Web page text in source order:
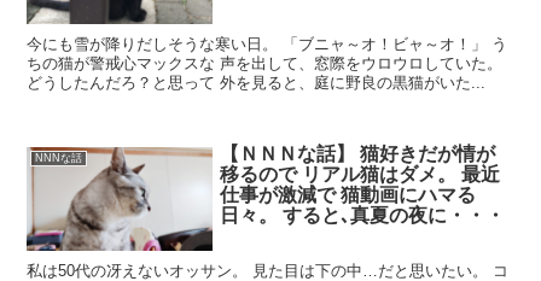
今にも雪が降りだしそうな寒い日。 「ブニャ～オ！ビャ～オ！」 う
ちの猫が警戒心マックスな 声を出して、窓際をウロウロしていた。
どうしたんだろ？と思って 外を見ると、庭に野良の黒猫がいた...
NNNな話
【ＮＮＮな話】 猫好きだが情が
移るので リアル猫はダメ。 最近
仕事が激減で 猫動画にハマる
日々。 すると､真夏の夜に・・・
私は50代の冴えないオッサン。 見た目は下の中…だと思いたい。 コ